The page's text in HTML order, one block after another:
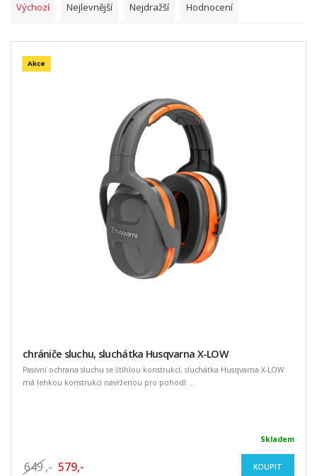
Výchozí Nejlevnější Nejdražší Hodnocení
Akce
chrániče sluchu, sluchátka Husqvarna X-LOW
Pasivní ochrana sluchu se štíhlou konstrukcí, sluchátka Husqvarna X-LOW
má lehkou konstrukci navrženou pro pohodl ...
Skladem
649 ,- 579,- KOUPIT